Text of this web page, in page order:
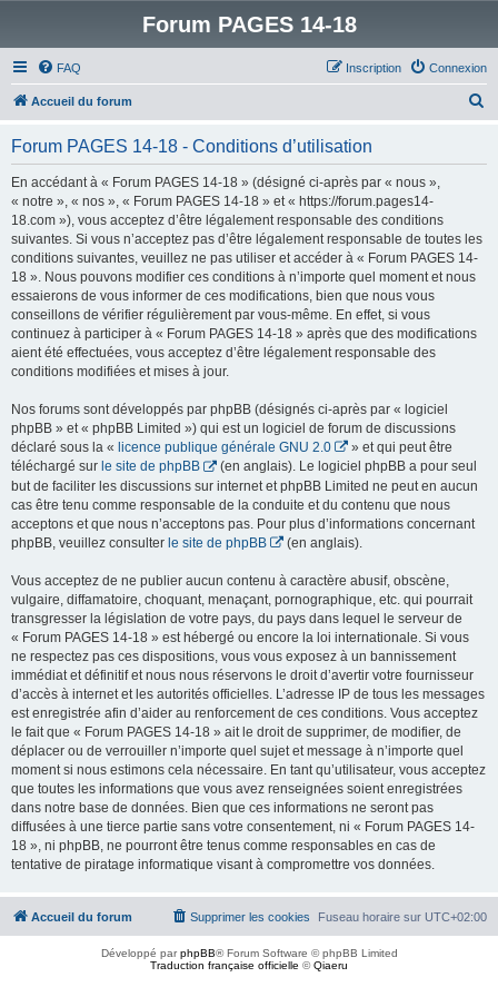
Forum PAGES 14-18
FAQ Connexion
Inscription
Accueil du forum
Forum PAGES 14-18 - Conditions d’utilisation
En accédant à « Forum PAGES 14-18 » (désigné ci-après par « nous »,
« notre », « nos », « Forum PAGES 14-18 » et « https://forum.pages14-
18.com »), vous acceptez d’être légalement responsable des conditions
suivantes. Si vous n’acceptez pas d’être légalement responsable de toutes les
conditions suivantes, veuillez ne pas utiliser et accéder à « Forum PAGES 14-
18 ». Nous pouvons modifier ces conditions à n’importe quel moment et nous
essaierons de vous informer de ces modifications, bien que nous vous
conseillons de vérifier régulièrement par vous-même. En effet, si vous
continuez à participer à « Forum PAGES 14-18 » après que des modifications
aient été effectuées, vous acceptez d’être légalement responsable des
conditions modifiées et mises à jour.
Nos forums sont développés par phpBB (désignés ci-après par « logiciel
phpBB » et « phpBB Limited ») qui est un logiciel de forum de discussions
déclaré sous la « licence publique générale GNU 2.0
» et qui peut être
téléchargé sur le site de phpBB
(en anglais). Le logiciel phpBB a pour seul
but de faciliter les discussions sur internet et phpBB Limited ne peut en aucun
cas être tenu comme responsable de la conduite et du contenu que nous
acceptons et que nous n’acceptons pas. Pour plus d’informations concernant
phpBB, veuillez consulter le site de phpBB (en anglais).
Vous acceptez de ne publier aucun contenu à caractère abusif, obscène,
vulgaire, diffamatoire, choquant, menaçant, pornographique, etc. qui pourrait
transgresser la législation de votre pays, du pays dans lequel le serveur de
« Forum PAGES 14-18 » est hébergé ou encore la loi internationale. Si vous
ne respectez pas ces dispositions, vous vous exposez à un bannissement
immédiat et définitif et nous nous réservons le droit d’avertir votre fournisseur
d’accès à internet et les autorités officielles. L’adresse IP de tous les messages
est enregistrée afin d’aider au renforcement de ces conditions. Vous acceptez
le fait que « Forum PAGES 14-18 » ait le droit de supprimer, de modifier, de
déplacer ou de verrouiller n’importe quel sujet et message à n’importe quel
moment si nous estimons cela nécessaire. En tant qu’utilisateur, vous acceptez
que toutes les informations que vous avez renseignées soient enregistrées
dans notre base de données. Bien que ces informations ne seront pas
diffusées à une tierce partie sans votre consentement, ni « Forum PAGES 14-
18 », ni phpBB, ne pourront être tenus comme responsables en cas de
tentative de piratage informatique visant à compromettre vos données.
Accueil du forum Fuseau horaire sur UTC+02:00
Supprimer les cookies
Développé parphpBB® Forum Software © phpBB Limited
Traduction française officielle ©Qiaeru